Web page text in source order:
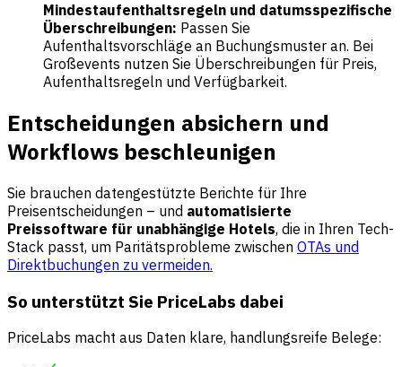
Mindestaufenthaltsregeln und datumsspezifische
Überschreibungen: Passen Sie
Aufenthaltsvorschläge an Buchungsmuster an. Bei
Großevents nutzen Sie Überschreibungen für Preis,
Aufenthaltsregeln und Verfügbarkeit.
Entscheidungen absichern und
Workflows beschleunigen
Sie brauchen datengestützte Berichte für Ihre
Preisentscheidungen – und automatisierte
Preissoftware für unabhängige Hotels, die in Ihren Tech-
Stack passt, um Paritätsprobleme zwischen OTAs und
Direktbuchungen zu vermeiden.
So unterstützt Sie PriceLabs dabei
PriceLabs macht aus Daten klare, handlungsreife Belege: